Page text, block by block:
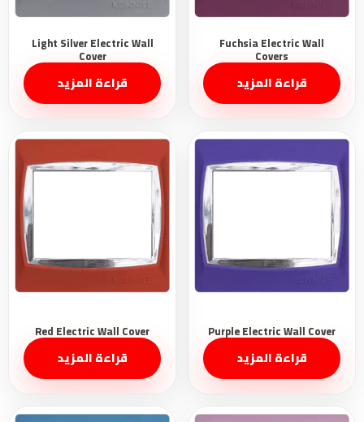
قراءة المزيد قراءة المزيد
قراءة المزيد قراءة المزيد